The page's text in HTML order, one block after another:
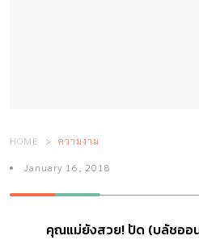
HOME ความงาม
January 16, 2018
คุณแม่ยังสวย! ปัด (บลัชออ